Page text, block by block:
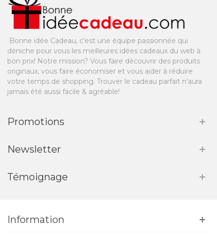
Bonne idée Cadeau, c'est une équipe passionnée qui
déniche pour vous les meilleures idées cadeaux du web à
bon prix! Notre mission? Vous faire découvrir des produits
originaux, vous faire économiser et vous aider à réduire
votre temps de shopping. Trouver le cadeau parfait n'aura
jamais été aussi facile & agréable!
Promotions
Newsletter
Témoignage
Information